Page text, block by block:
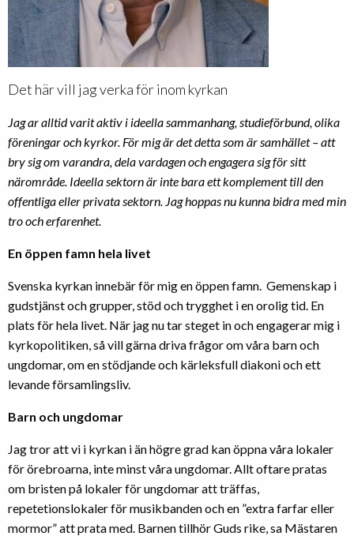
Det här vill jag verka för inom kyrkan
Jag ar alltid varit aktiv i ideella sammanhang, studieförbund, olika
föreningar och kyrkor. För mig är det detta som är samhället – att
bry sig om varandra, dela vardagen och engagera sig för sitt
närområde. Ideella sektorn är inte bara ett komplement till den
offentliga eller privata sektorn. Jag hoppas nu kunna bidra med min
tro och erfarenhet.
En öppen famn hela livet
Svenska kyrkan innebär för mig en öppen famn. Gemenskap i
gudstjänst och grupper, stöd och trygghet i en orolig tid. En
plats för hela livet. När jag nu tar steget in och engagerar mig i
kyrkopolitiken, så vill gärna driva frågor om våra barn och
ungdomar, om en stödjande och kärleksfull diakoni och ett
levande församlingsliv.
Barn och ungdomar
Jag tror att vi i kyrkan i än högre grad kan öppna våra lokaler
för örebroarna, inte minst våra ungdomar. Allt oftare pratas
om bristen på lokaler för ungdomar att träffas,
repetetionslokaler för musikbanden och en ”extra farfar eller
mormor” att prata med. Barnen tillhör Guds rike, sa Mästaren